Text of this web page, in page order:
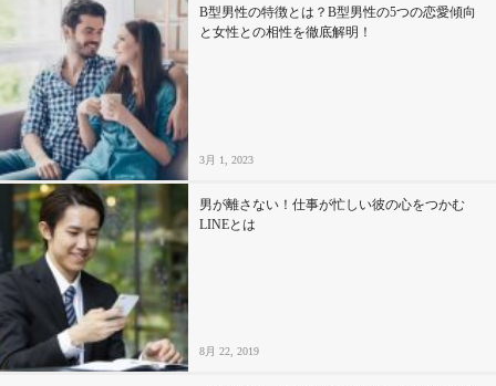
B型男性の特徴とは？B型男性の5つの恋愛傾向
と女性との相性を徹底解明！
3月 1, 2023
男が離さない！仕事が忙しい彼の心をつかむ
LINEとは
8月 22, 2019